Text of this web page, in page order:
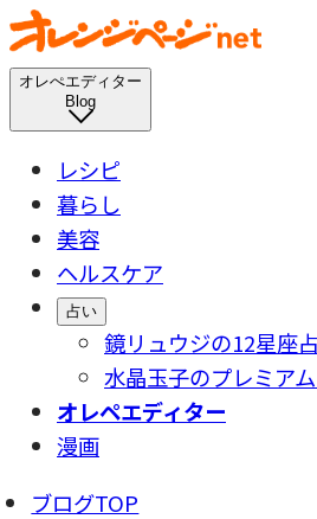
オレぺエディター
Blog
レシピ
暮らし
美容
ヘルスケア
占い
鏡リュウジの12星座
水晶玉子のプレミア
オレペエディター
漫画
ブログTOP